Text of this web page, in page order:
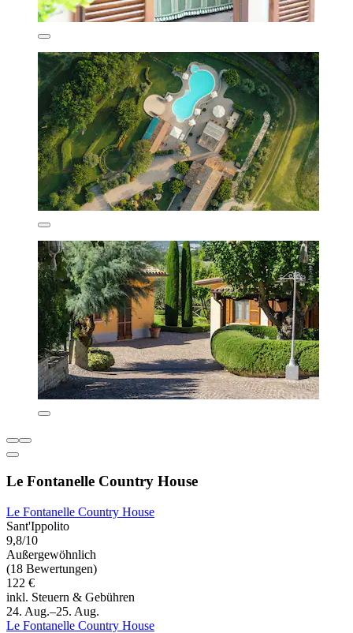
Le Fontanelle Country House
Le Fontanelle Country House
Sant'Ippolito
9,8/10
Außergewöhnlich
(18 Bewertungen)
122 €
inkl. Steuern & Gebühren
24. Aug.–25. Aug.
Le Fontanelle Country House